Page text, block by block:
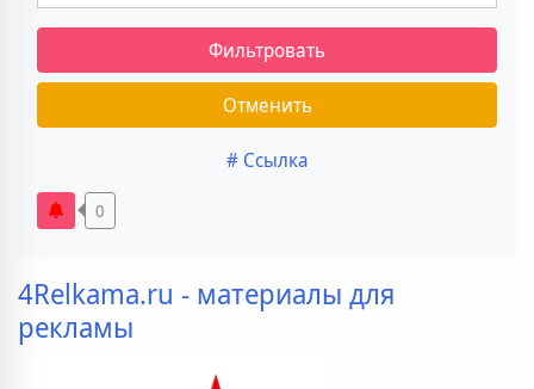
Фильтровать
Отменить
# Ссылка
0
4Relkama.ru - материалы для
рекламы